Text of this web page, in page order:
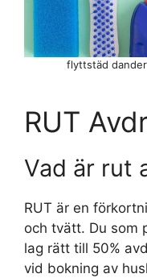
RUT
Vad är rut
RUT är en
och tvätt. Du som
lag rätt till 50%
vid bokning av
flyttstäd